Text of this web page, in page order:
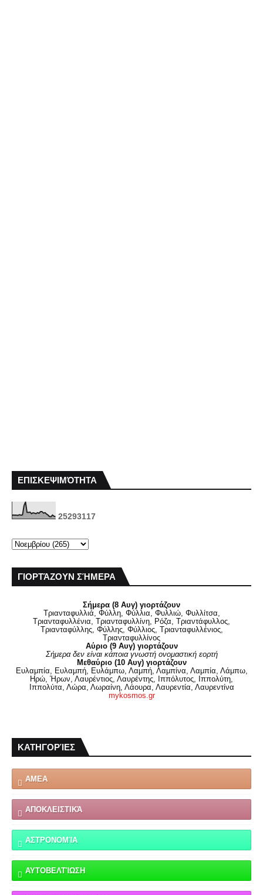
ΕΠΙΣΚΕΨΙΜΌΤΗΤΑ
25293117
ΓΙΟΡΤΆΖΟΥΝ ΣΉΜΕΡΑ
Σήμερα (8 Αυγ) γιορτάζουν
Τριανταφυλλιά, Φύλλη, Φύλλια, Φυλλιώ, Φυλλίτσα,
Τριανταφυλλένια, Τριανταφυλλίνη, Ρόζα, Τριαντάφυλλος,
Τριανταφύλλης, Φύλλης, Φύλλιος, Τριανταφυλλένιος,
Τριανταφυλλίνος
Αύριο (9 Αυγ) γιορτάζουν
Σήμερα δεν είναι κάποια γνωστή ονομαστική εορτή
Μεθαύριο (10 Αυγ) γιορτάζουν
Ευλαμπία, Ευλαμπή, Ευλάμπω, Λαμπή, Λαμπίνα, Λαμπία, Λάμπω,
Ηρώ, Ήρων, Λαυρέντιος, Λαυρέντης, Ιππόλυτος, Ιππολύτη,
Ιππολύτα, Λώρα, Λωραίνη, Λάουρα, Λαυρεντία, Λαυρεντίνα
mykosmos.gr
ΚΑΤΗΓΟΡΊΕΣ
ΑΜΕΑ
ΑΠΟΚΛΕΙΣΤΙΚΆ
ΑΣΤΡΟΝΟΜΊΑ
ΑΥΤΟΒΕΛΤΊΩΣΗ